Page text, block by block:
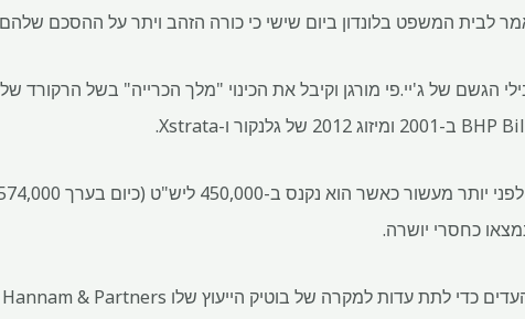
לבית המשפט בלונדון ביום שישי כי כורה הזהב ויתר על ההסכם
הגשם של ג'יי.פי מורגן וקיבל את הכינוי "מלך הכרייה" בשל הרקורד
כחסרי יושרה.